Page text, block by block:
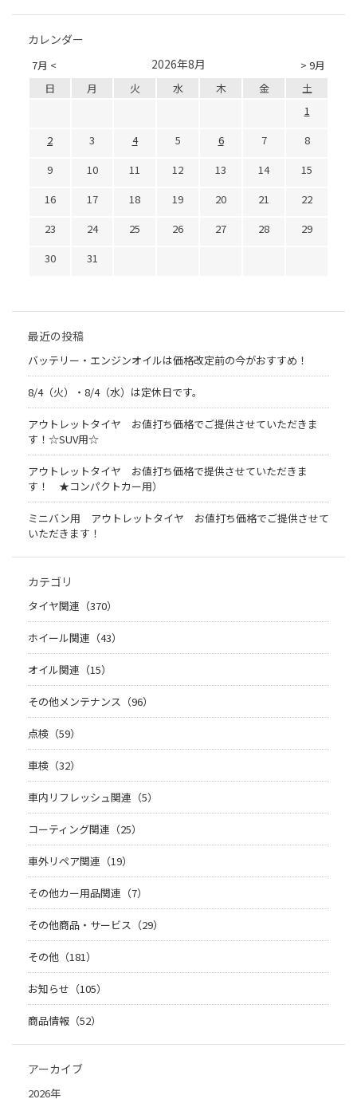
カレンダー
7月 < > 9月
2026年8月
日 月 火 水 木 金
土
1
2
3 4 5 6 7
8
9
10 11 12 13 14
15
16
17 18 19 20 21
22
23
24 25 26 27 28
29
30
31
最近の投稿
バッテリー・エンジンオイルは価格改定前の今がおすすめ！
8/4（火）・8/4（水）は定休日です。
アウトレットタイヤ お値打ち価格でご提供させていただきま
す！☆SUV用☆
アウトレットタイヤ お値打ち価格で提供させていただきま
す！ ★コンパクトカー用）
ミニバン用 アウトレットタイヤ お値打ち価格でご提供させて
いただきます！
カテゴリ
タイヤ関連（370）
ホイール関連（43）
オイル関連（15）
その他メンテナンス（96）
点検（59）
車検（32）
車内リフレッシュ関連（5）
コーティング関連（25）
車外リペア関連（19）
その他カー用品関連（7）
その他商品・サービス（29）
その他（181）
お知らせ（105）
商品情報（52）
アーカイブ
2026年